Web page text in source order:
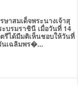
มเด็จพระนางเจ้าสุ
บรมราชินี เมื่อวันที่ 14
รีได้มีมติเห็นชอบให้วันที่
นเฉลิมพร�...